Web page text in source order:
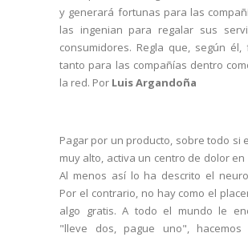
y generará fortunas para las
las ingenian para regalar sus
consumidores. Regla que, según él,
tanto para las compañías dentro
la red. Por Luis Argandoña
Pagar por un producto, sobre todo si
muy alto, activa un centro de dolor en
Al menos así lo ha descrito el
Por el contrario, no hay como el
algo gratis. A todo el mundo le
"lleve dos, pague uno", hacemos